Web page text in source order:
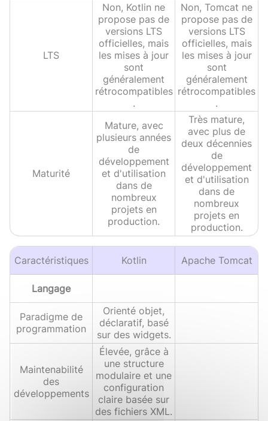
LTS
Non, Kotlin ne
propose pas de
versions LTS
officielles, mais
les mises à jour
sont
généralement
rétrocompatibles
.
Non, Tomcat ne
propose pas de
versions LTS
officielles, mais
les mises à jour
sont
généralement
rétrocompatibles
.
Maturité
Mature, avec
plusieurs années
de
développement
et d'utilisation
dans de
nombreux
projets en
production.
Très mature,
avec plus de
deux décennies
de
développement
et d'utilisation
dans de
nombreux
projets en
production.
Caractéristiques Kotlin Apache Tomcat
Langage
Paradigme de
programmation
Orienté objet,
déclaratif, basé
sur des widgets.
Maintenabilité
des
développements
Élevée, grâce à
une structure
modulaire et une
configuration
claire basée sur
des fichiers XML.